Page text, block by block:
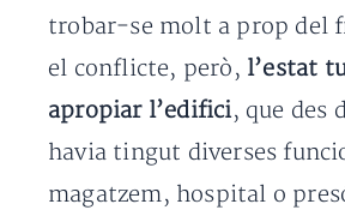
trobar-se molt a prop del
el conflicte, però, l’estat
apropiar l’edifici, que des
havia tingut diverses
magatzem, hospital o